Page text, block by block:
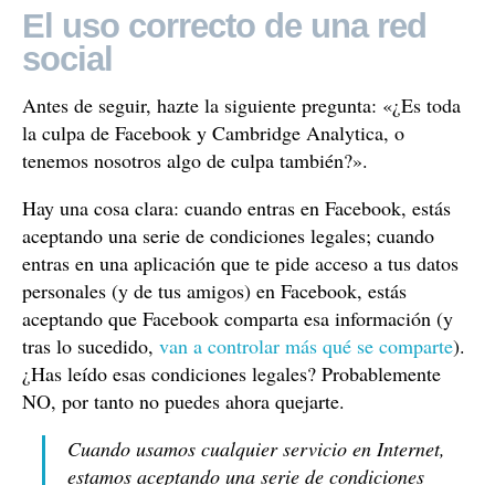
El uso correcto de una red
social
Antes de seguir, hazte la siguiente pregunta: «¿Es toda
la culpa de Facebook y Cambridge Analytica, o
tenemos nosotros algo de culpa también?».
Hay una cosa clara: cuando entras en Facebook, estás
aceptando una serie de condiciones legales; cuando
entras en una aplicación que te pide acceso a tus datos
personales (y de tus amigos) en Facebook, estás
aceptando que Facebook comparta esa información (y
tras lo sucedido, van a controlar más qué se comparte).
¿Has leído esas condiciones legales? Probablemente
NO, por tanto no puedes ahora quejarte.
Cuando usamos cualquier servicio en Internet,
estamos aceptando una serie de condiciones